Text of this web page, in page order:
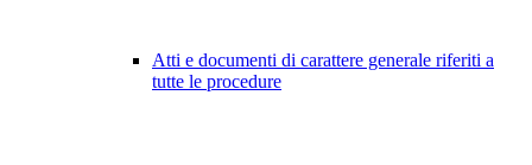
Atti e documenti di carattere generale riferiti a
tutte le procedure